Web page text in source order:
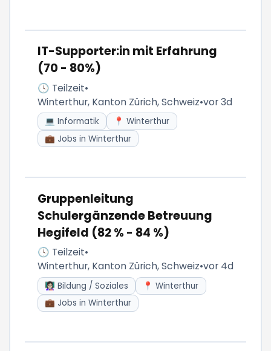
IT-Supporter:in mit Erfahrung
(70 - 80%)
🕓 Teilzeit•
Winterthur, Kanton Zürich, Schweiz•vor 3d
💻 Informatik
📍 Winterthur
💼 Jobs in Winterthur
Gruppenleitung
Schulergänzende Betreuung
Hegifeld (82 % - 84 %)
🕓 Teilzeit•
Winterthur, Kanton Zürich, Schweiz•vor 4d
👩🏻‍🏫 Bildung / Soziales
📍 Winterthur
💼 Jobs in Winterthur